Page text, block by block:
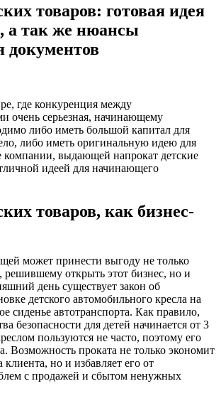
товаров: готовая идея
а так же нюансы
документов
где конкуренция между
очень серьезная, начинающему
либо иметь большой капитал для
либо иметь оригинальную идею для
компании, выдающей напрокат детские
идеей для начинающего
товаров, как бизнес-
может принести выгоду не только
открыть этот бизнес, но и
день существует закон об
детского автомобильного кресла на
сиденье автотранспорта. Как правило,
безопасности для детей начинается от 3
пользуются не часто, поэтому его
Возможность проката не только экономит
клиента, но и избавляет его от
с продажей и сбытом ненужных